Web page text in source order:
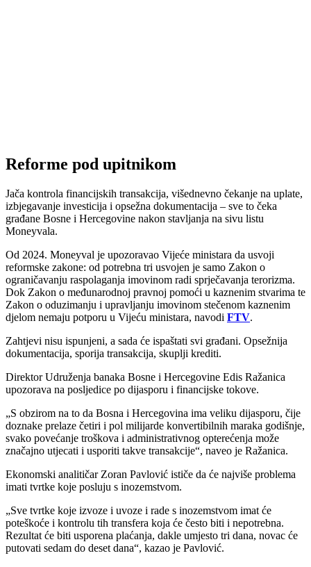
Reforme pod upitnikom
Jača kontrola financijskih transakcija, višednevno čekanje na uplate,
izbjegavanje investicija i opsežna dokumentacija – sve to čeka
građane Bosne i Hercegovine nakon stavljanja na sivu listu
Moneyvala.
Od 2024. Moneyval je upozoravao Vijeće ministara da usvoji
reformske zakone: od potrebna tri usvojen je samo Zakon o
ograničavanju raspolaganja imovinom radi sprječavanja terorizma.
Dok Zakon o međunarodnoj pravnoj pomoći u kaznenim stvarima te
Zakon o oduzimanju i upravljanju imovinom stečenom kaznenim
djelom nemaju potporu u Vijeću ministara, navodi FTV.
Zahtjevi nisu ispunjeni, a sada će ispaštati svi građani. Opsežnija
dokumentacija, sporija transakcija, skuplji krediti.
Direktor Udruženja banaka Bosne i Hercegovine Edis Ražanica
upozorava na posljedice po dijasporu i financijske tokove.
„S obzirom na to da Bosna i Hercegovina ima veliku dijasporu, čije
doznake prelaze četiri i pol milijarde konvertibilnih maraka godišnje,
svako povećanje troškova i administrativnog opterećenja može
značajno utjecati i usporiti takve transakcije“, naveo je Ražanica.
Ekonomski analitičar Zoran Pavlović ističe da će najviše problema
imati tvrtke koje posluju s inozemstvom.
„Sve tvrtke koje izvoze i uvoze i rade s inozemstvom imat će
poteškoće i kontrolu tih transfera koja će često biti i nepotrebna.
Rezultat će biti usporena plaćanja, dakle umjesto tri dana, novac će
putovati sedam do deset dana“, kazao je Pavlović.